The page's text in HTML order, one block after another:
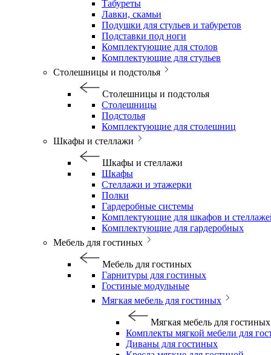
Табуреты
Лавки, скамьи
Подушки для стульев и табуретов
Подставки под ноги
Комплектующие для столов
Комплектующие для стульев
Столешницы и подстолья
Столешницы и подстолья
Столешницы
Подстолья
Комплектующие для столешниц
Шкафы и стеллажи
Шкафы и стеллажи
Шкафы
Стеллажи и этажерки
Полки
Гардеробные системы
Комплектующие для шкафов и
Комплектующие для гардеробных
Мебель для гостиных
Мебель для гостиных
Гарнитуры для гостиных
Гостиные модульные
Мягкая мебель для гостиных
Мягкая мебель для гостиных
Комплекты мягкой мебели для
Диваны для гостиных